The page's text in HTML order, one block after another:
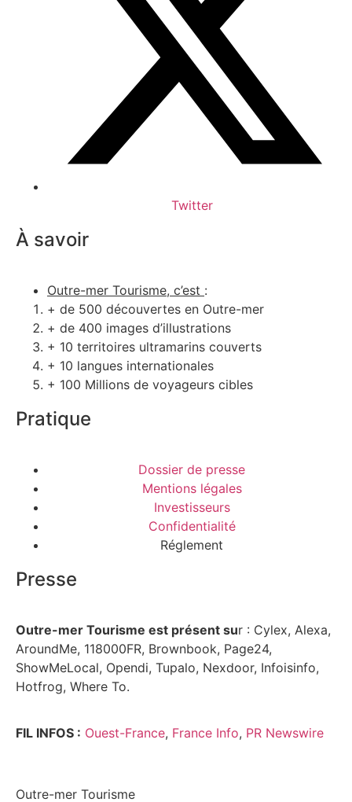
Twitter
À savoir
Outre-mer Tourisme, c’est :
+ de 500 découvertes en Outre-mer
+ de 400 images d’illustrations
+ 10 territoires ultramarins couverts
+ 10 langues internationales
+ 100 Millions de voyageurs cibles
Pratique
Dossier de presse
Mentions légales
Investisseurs
Confidentialité
Réglement
Presse
Outre-mer Tourisme est présent sur : Cylex, Alexa,
AroundMe, 118000FR, Brownbook, Page24,
ShowMeLocal, Opendi, Tupalo, Nexdoor, Infoisinfo,
Hotfrog, Where To.
FIL INFOS : Ouest-France, France Info, PR Newswire
Outre-mer Tourisme